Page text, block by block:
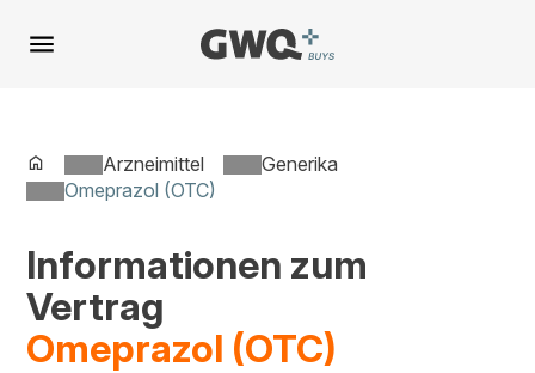
Spring
zu
Arzneimittel
Generika
Omeprazol (OTC)
Informationen zum
Vertrag
Omeprazol (OTC)